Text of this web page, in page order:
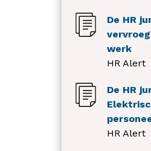
De HR
werk
HR Alert
De HR
HR Alert